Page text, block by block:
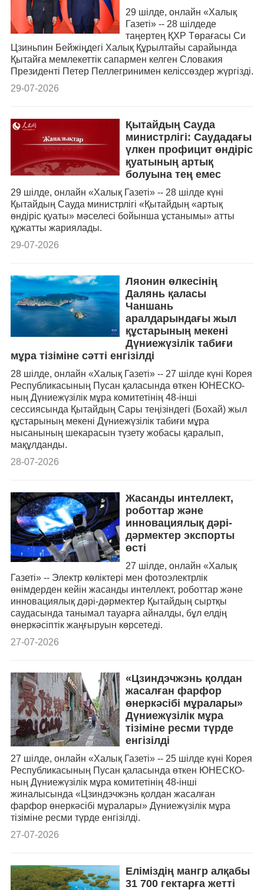
29 шілде, онлайн «Халық
Газеті» -- 28 шілдеде
таңертең ҚХР Төрағасы Си
Цзиньпин Бейжіңдегі Халық Құрылтайы сарайында
Қытайға мемлекеттік сапармен келген Словакия
Президенті Петер Пеллегринимен келіссөздер жүргізді.
29-07-2026
Қытайдың Сауда
министрлігі: Саудадағы
үлкен профицит өндіріс
қуатының артық
болуына тең емес
29 шілде, онлайн «Халық Газеті» -- 28 шілде күні
Қытайдың Сауда министрлігі «Қытайдың «артық
өндіріс қуаты» мәселесі бойынша ұстанымы» атты
құжатты жариялады.
29-07-2026
Ляонин өлкесінің
Далянь қаласы
Чаншань
аралдарындағы жыл
құстарының мекені
Дүниежүзілік табиғи
мұра тізіміне сәтті енгізілді
28 шілде, онлайн «Халық Газеті» -- 27 шілде күні Корея
Республикасының Пусан қаласында өткен ЮНЕСКО-
ның Дүниежүзілік мұра комитетінің 48-інші
сессиясында Қытайдың Сары теңізіндегі (Бохай) жыл
құстарының мекені Дүниежүзілік табиғи мұра
нысанының шекарасын түзету жобасы қаралып,
мақұлданды.
28-07-2026
Жасанды интеллект,
роботтар және
инновациялық дәрі-
дәрмектер экспорты
өсті
27 шілде, онлайн «Халық
Газеті» -- Электр көліктері мен фотоэлектрлік
өнімдерден кейін жасанды интеллект, роботтар және
инновациялық дәрі-дәрмектер Қытайдың сыртқы
саудасында танымал тауарға айналды, бұл елдің
өнеркәсіптік жаңғыруын көрсетеді.
27-07-2026
«Цзиндэчжэнь қолдан
жасалған фарфор
өнеркәсібі мұралары»
Дүниежүзілік мұра
тізіміне ресми түрде
енгізілді
27 шілде, онлайн «Халық Газеті» -- 25 шілде күні Корея
Республикасының Пусан қаласында өткен ЮНЕСКО-
ның Дүниежүзілік мұра комитетінің 48-інші
жиналысында «Цзиндэчжэнь қолдан жасалған
фарфор өнеркәсібі мұралары» Дүниежүзілік мұра
тізіміне ресми түрде енгізілді.
27-07-2026
Еліміздің мангр алқабы
31 700 гектарға жетті